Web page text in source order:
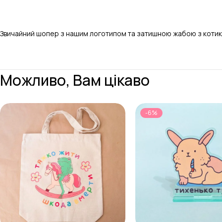
Звичайний шопер з нашим логотипом та затишною жабою з
Можливо, Вам цікаво
-6%